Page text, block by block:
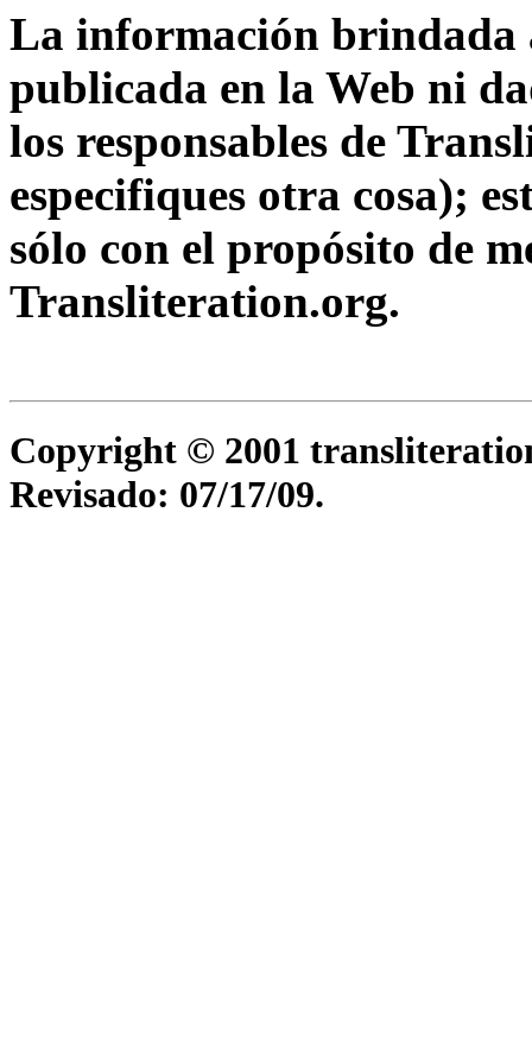
La información brindada
publicada en la Web ni
los responsables de
especifiques otra cosa);
sólo con el propósito de
Transliteration.org.
Copyright © 2001
Revisado: 07/17/09.